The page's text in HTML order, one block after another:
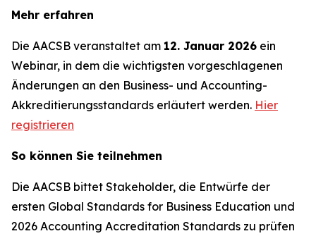
Mehr erfahren
Die AACSB veranstaltet am 12. Januar 2026 ein
Webinar, in dem die wichtigsten vorgeschlagenen
Änderungen an den Business- und Accounting-
Akkreditierungsstandards erläutert werden. Hier
registrieren
So können Sie teilnehmen
Die AACSB bittet Stakeholder, die Entwürfe der
ersten Global Standards for Business Education und
2026 Accounting Accreditation Standards zu prüfen